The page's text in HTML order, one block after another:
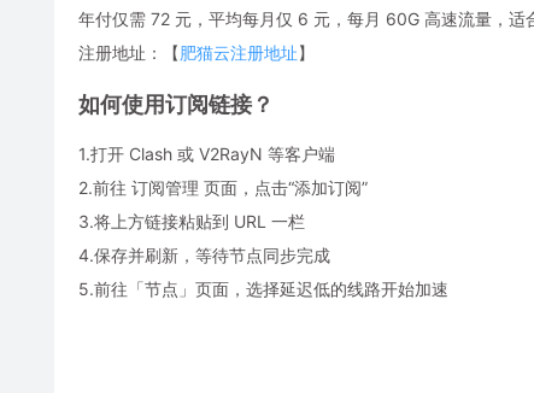
年付仅需 72 元，平均每月仅 6 元，每月 60G 高速流量，适
注册地址：【肥猫云注册地址】
如何使用订阅链接？
1.打开 Clash 或 V2RayN 等客户端
2.前往 订阅管理 页面，点击“添加订阅”
3.将上方链接粘贴到 URL 一栏
4.保存并刷新，等待节点同步完成
5.前往「节点」页面，选择延迟低的线路开始加速